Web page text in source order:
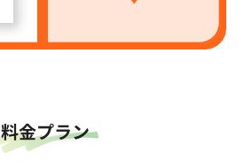
料金プラン